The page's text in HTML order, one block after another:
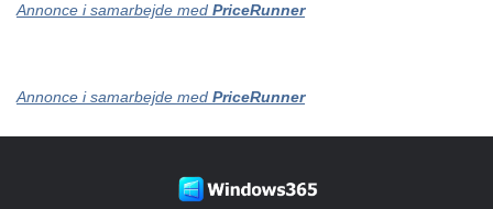
Annonce i samarbejde med PriceRunner
Annonce i samarbejde med PriceRunner